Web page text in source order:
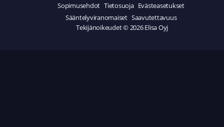
Sopimusehdot Tietosuoja Evästeasetukset
Sääntelyviranomaiset Saavutettavuus
Tekijänoikeudet © 2026 Elisa Oyj